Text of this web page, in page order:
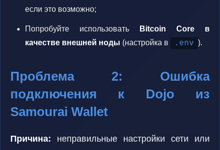
если это возможно;
Попробуйте использовать
Bitcoin Core в
качестве внешней ноды (настройка в .env ).
Проблема 2: Ошибка
подключения к Dojo из
Samourai Wallet
Причина: неправильные настройки сети или